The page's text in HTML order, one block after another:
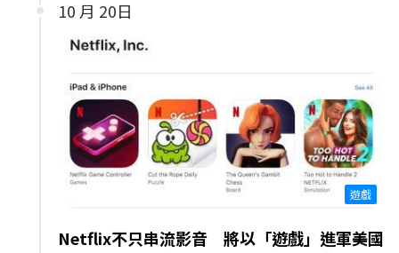
10 月 20日
遊戲
Netflix不只串流影音 將以「遊戲」進軍美國